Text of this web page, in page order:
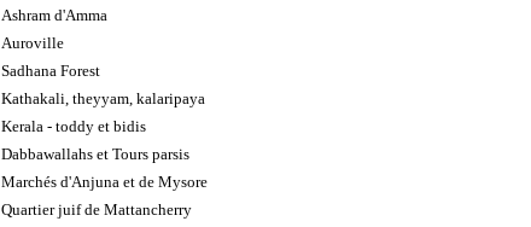
Ashram d'Amma
Auroville
Sadhana Forest
Kathakali, theyyam, kalaripaya
Kerala - toddy et bidis
Dabbawallahs et Tours parsis
Marchés d'Anjuna et de Mysore
Quartier juif de Mattancherry